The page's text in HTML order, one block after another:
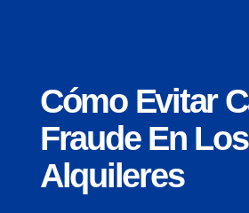
Cómo Evitar
Fraude En Los
Alquileres